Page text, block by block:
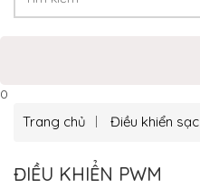
0
Trang chủ Điều khiển sạc
ĐIỀU KHIỂN PWM